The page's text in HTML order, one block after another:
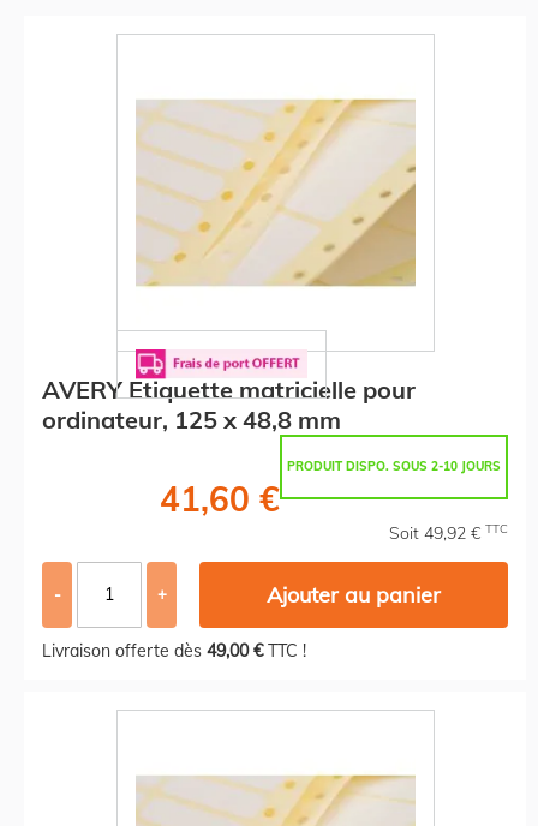
AVERY Etiquette matricielle pour
ordinateur, 125 x 48,8 mm
PRODUIT DISPO. SOUS 2-10 JOURS
41,60 €
Soit 49,92 € TTC
- + Ajouter au panier
Livraison offerte dès 49,00 €TTC !